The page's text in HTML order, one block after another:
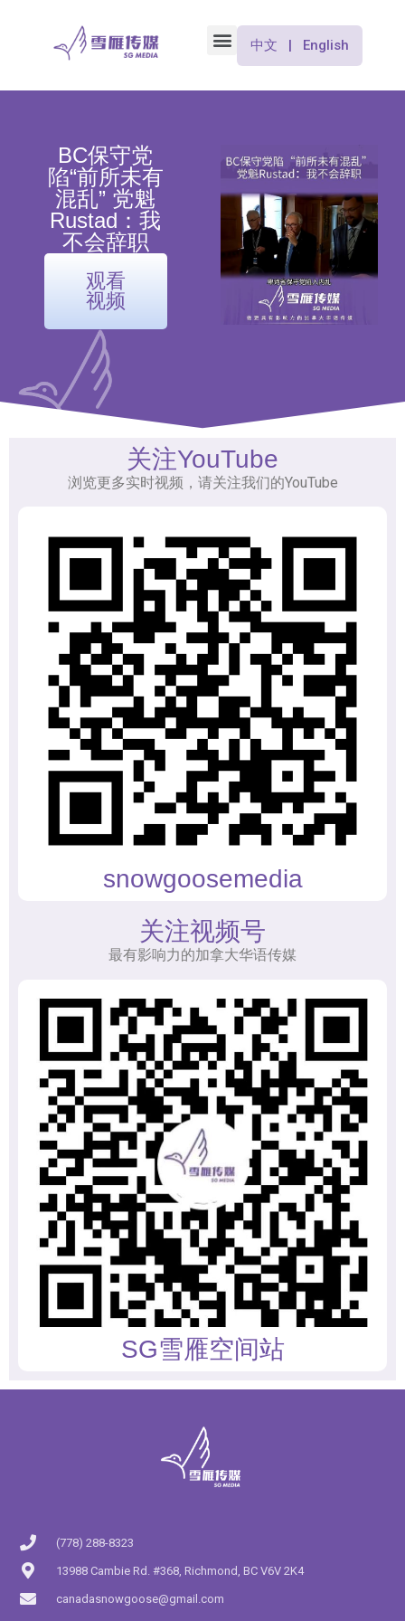
中文 | English
BC保守党
陷“前所未有
混乱” 党魁
Rustad：我
不会辞职
观看
视频
关注YouTube
浏览更多实时视频，请关注我们的YouTube
snowgoosemedia
关注视频号
最有影响力的加拿大华语传媒
SG雪雁空间站
(778) 288-8323
13988 Cambie Rd. #368, Richmond, BC V6V 2K4
canadasnowgoose@gmail.com